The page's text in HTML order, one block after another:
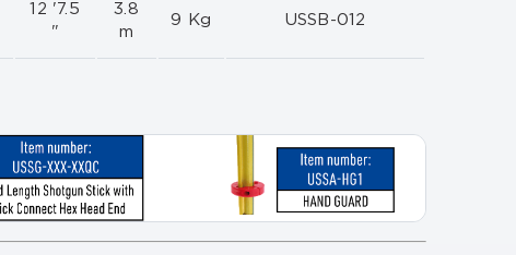
12 '7.5
"
3.8
m
9 Kg USSB-012